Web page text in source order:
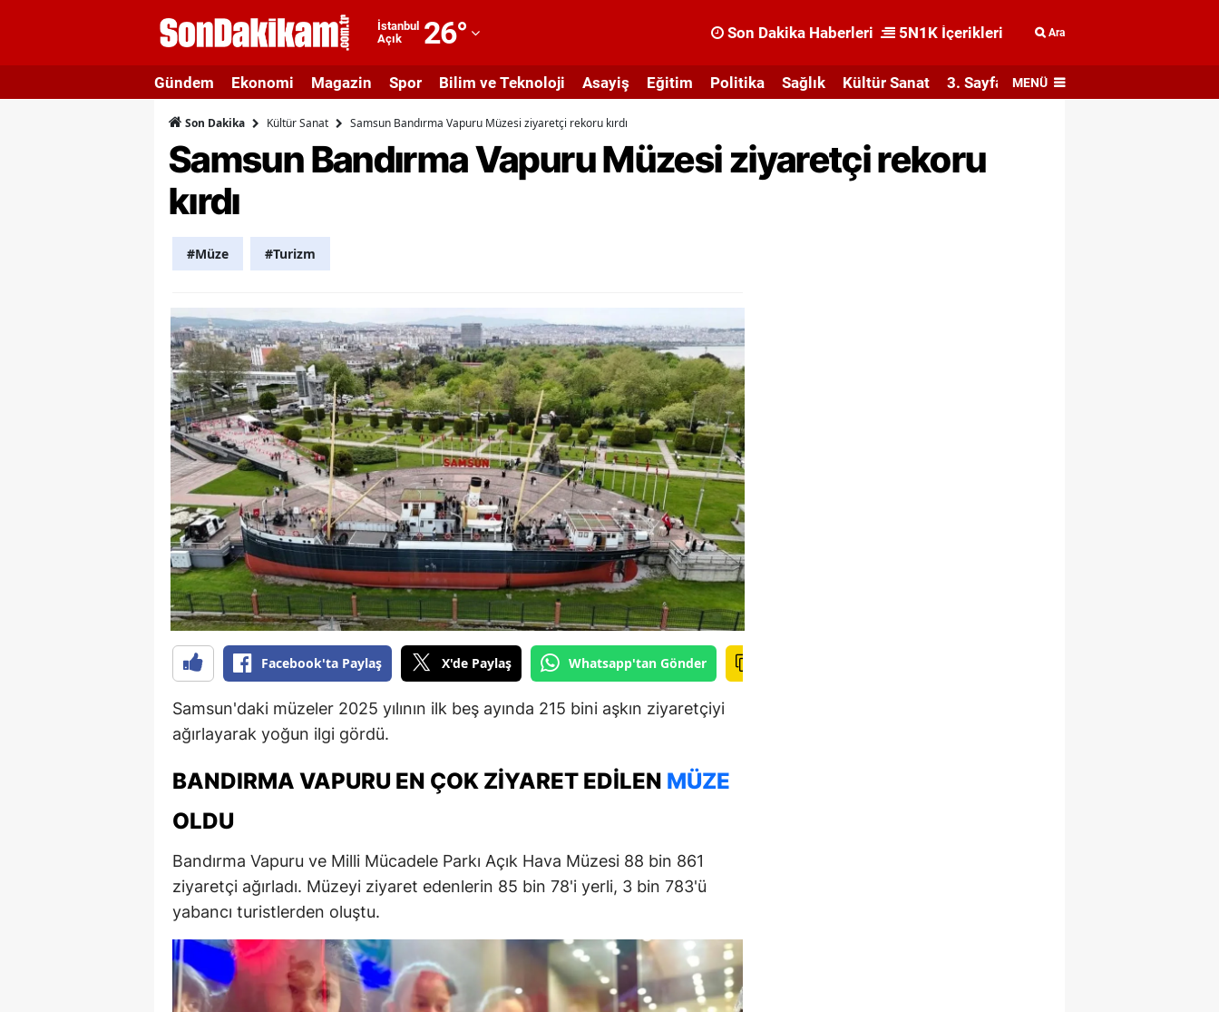
İstanbul
Açık
26°
Adıyaman
Afyonkarahisar
Ağrı
Artvin
Aydın
Balıkesir
Bilecik
Bingöl
Bitlis
Bolu
Burdur
Bursa
Çanakkale
Çankırı
Diyarbakır
Elazığ
Eskişehir
Son Dakika Haberleri 5N1K İçerikleri Ara
Gündem Ekonomi Magazin Spor Bilim ve Teknoloji Asayiş Eğitim Politika Sağlık Kültür Sanat 3. Sayfa MENÜ
Son Dakika Kültür Sanat Samsun Bandırma Vapuru Müzesi ziyaretçi rekoru kırdı
Samsun Bandırma Vapuru Müzesi ziyaretçi rekoru
kırdı
#Müze #Turizm
Facebook'ta Paylaş X'de Paylaş Whatsapp'tan Gönder
Samsun'daki müzeler 2025 yılının ilk beş ayında 215 bini aşkın ziyaretçiyi
ağırlayarak yoğun ilgi gördü.
BANDIRMA VAPURU EN ÇOK ZIYARET EDILEN MÜZE
OLDU
Bandırma Vapuru ve Milli Mücadele Parkı Açık Hava Müzesi 88 bin 861
ziyaretçi ağırladı. Müzeyi ziyaret edenlerin 85 bin 78'i yerli, 3 bin 783'ü
yabancı turistlerden oluştu.